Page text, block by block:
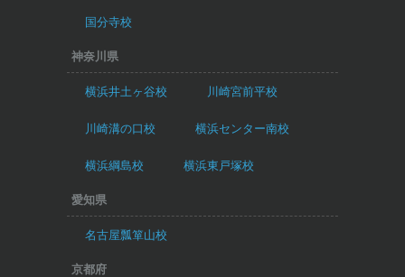
国分寺校
神奈川県
横浜井土ヶ谷校 川崎宮前平校
川崎溝の口校 横浜センター南校
横浜綱島校 横浜東戸塚校
愛知県
名古屋瓢箪山校
京都府